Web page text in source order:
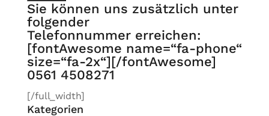
Sie können uns zusätzlich unter
folgender
Telefonnummer erreichen:
[fontAwesome name=“fa-phone“
size=“fa-2x“][/fontAwesome]
0561 4508271
[/full_width]
Kategorien